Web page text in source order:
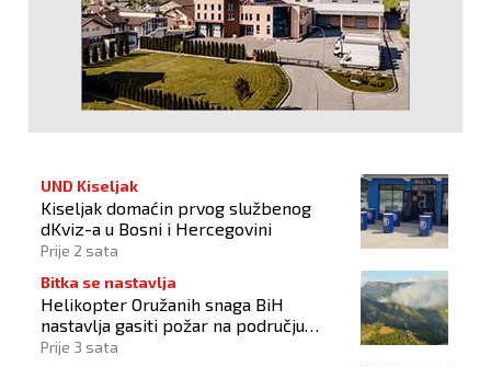
UND Kiseljak
Kiseljak domaćin prvog službenog
dKviz-a u Bosni i Hercegovini
Prije 2 sata
Bitka se nastavlja
Helikopter Oružanih snaga BiH
nastavlja gasiti požar na području
Konjica
Prije 3 sata